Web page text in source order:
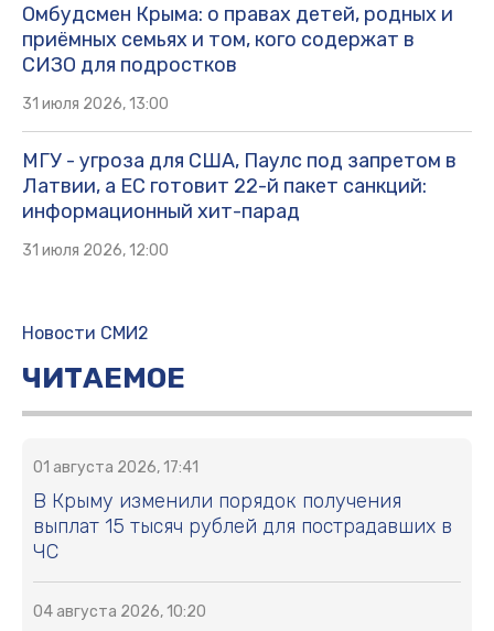
Омбудсмен Крыма: о правах детей, родных и
приёмных семьях и том, кого содержат в
СИЗО для подростков
31 июля 2026, 13:00
МГУ - угроза для США, Паулс под запретом в
Латвии, а ЕС готовит 22-й пакет санкций:
информационный хит-парад
31 июля 2026, 12:00
Новости СМИ2
ЧИТАЕМОЕ
01 августа 2026, 17:41
В Крыму изменили порядок получения
выплат 15 тысяч рублей для пострадавших в
ЧС
04 августа 2026, 10:20